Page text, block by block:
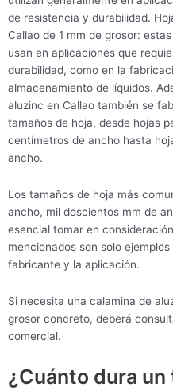
de resistencia y durabilidad.
Callao de 1 mm de grosor:
usan en aplicaciones que
durabilidad, como en la
almacenamiento de líquidos.
aluzinc en Callao también se
tamaños de hoja, desde hojas
centímetros de ancho hasta
ancho.
Los tamaños de hoja más
ancho, mil doscientos mm de
esencial tomar en
mencionados son solo
fabricante y la aplicación.
Si necesita una calamina de
grosor concreto, deberá
comercial.
¿Cuánto dura